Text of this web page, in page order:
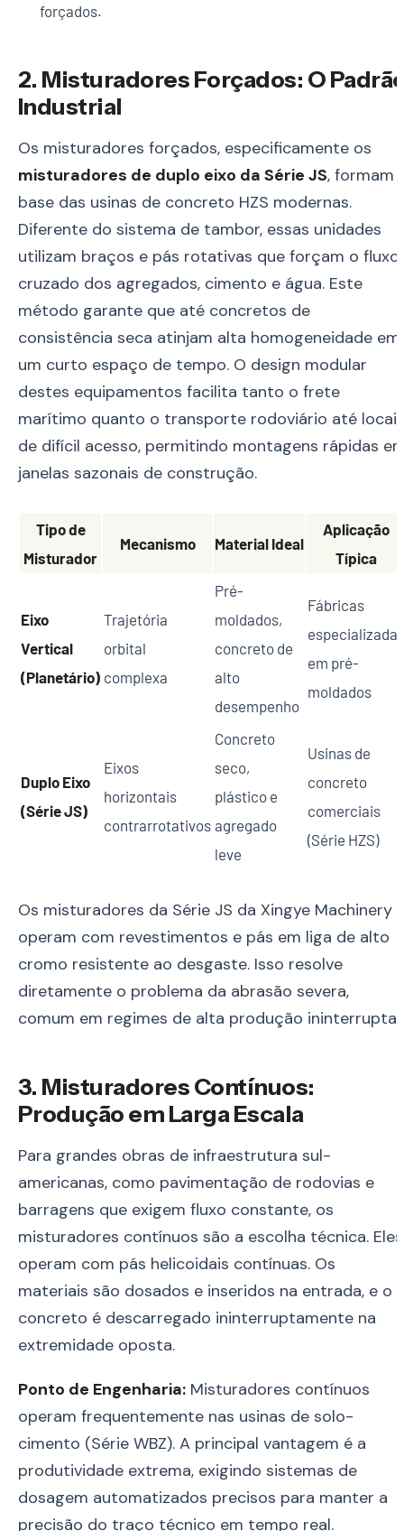
forçados.
2. Misturadores Forçados: O
Industrial
Os misturadores forçados, especificamente os
misturadores de duplo eixo da Série JS, formam
base das usinas de concreto HZS modernas.
Diferente do sistema de tambor, essas unidades
utilizam braços e pás rotativas que forçam o fluxo
cruzado dos agregados, cimento e água. Este
método garante que até concretos de
consistência seca atinjam alta homogeneidade em
um curto espaço de tempo. O design modular
destes equipamentos facilita tanto o frete
marítimo quanto o transporte rodoviário até locais
de difícil acesso, permitindo montagens rápidas
janelas sazonais de construção.
Tipo de
Misturador
Mecanismo Material Ideal
Aplicação
Típica
Eixo
Vertical
(Planetário)
Trajetória
orbital
complexa
Pré-
moldados,
concreto de
alto
desempenho
Fábricas
especializadas
em pré-
moldados
Duplo Eixo
(Série JS)
Eixos
horizontais
contrarrotativos
Concreto
seco,
plástico e
agregado
leve
Usinas de
concreto
comerciais
(Série HZS)
Os misturadores da Série JS da Xingye Machinery
operam com revestimentos e pás em liga de alto
cromo resistente ao desgaste. Isso resolve
diretamente o problema da abrasão severa,
comum em regimes de alta produção ininterrupta.
3. Misturadores Contínuos:
Produção em Larga Escala
Para grandes obras de infraestrutura sul-
americanas, como pavimentação de rodovias e
barragens que exigem fluxo constante, os
misturadores contínuos são a escolha técnica. Eles
operam com pás helicoidais contínuas. Os
materiais são dosados e inseridos na entrada, e o
concreto é descarregado ininterruptamente na
extremidade oposta.
Ponto de Engenharia: Misturadores contínuos
operam frequentemente nas usinas de solo-
cimento (Série WBZ). A principal vantagem é a
produtividade extrema, exigindo sistemas de
dosagem automatizados precisos para manter a
precisão do traço técnico em tempo real.